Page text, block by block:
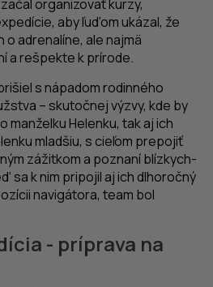
organizovať kurzy,
aby ľuďom ukázal, že
o adrenalíne, ale najmä
a rešpekte k prírode.
s nápadom rodinného
– skutočnej výzvy, kde by
manželku Helenku, tak aj ich
mladšiu, s cieľom prepojiť
zážitkom a poznaní blízkych-
sa k nim pripojil aj ich dlhoročný
navigátora, team bol
- príprava na